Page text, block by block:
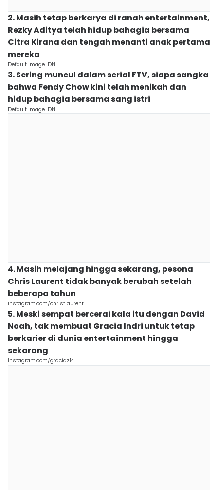
2. Masih tetap berkarya di ranah entertainment,
Rezky Aditya telah hidup bahagia bersama
Citra Kirana dan tengah menanti anak pertama
mereka
Default Image IDN
3. Sering muncul dalam serial FTV, siapa sangka
bahwa Fendy Chow kini telah menikah dan
hidup bahagia bersama sang istri
Default Image IDN
4. Masih melajang hingga sekarang, pesona
Chris Laurent tidak banyak berubah setelah
beberapa tahun
Instagram.com/christlaurent
5. Meski sempat bercerai kala itu dengan David
Noah, tak membuat Gracia Indri untuk tetap
berkarier di dunia entertainment hingga
sekarang
Instagram.com/graciaz14